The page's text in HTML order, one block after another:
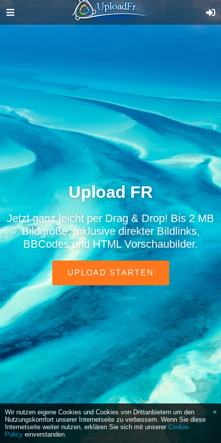
Upload FR
Jetzt ganz leicht per Drag & Drop! Bis 2 MB
Bildgröße. Inklusive direkter Bildlinks,
BBCodes und HTML Vorschaubilder.
UPLOAD STARTEN
Unterstützt von
Wir nutzen eigene Cookies und Cookies von Drittanbietern um den
Nutzungskomfort unserer Internetseite zu verbessern. Wenn Sie diese
Internetseite weiter nutzen, erklären Sie sich mit unserer Cookie-
Policy einverstanden.